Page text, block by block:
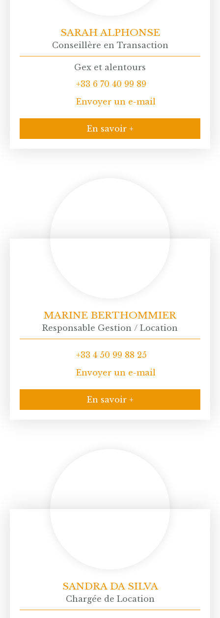
SARAH ALPHONSE
Conseillère en Transaction
Gex et alentours
+33 6 70 40 99 89
Envoyer un e-mail
En savoir +
MARINE BERTHOMMIER
Responsable Gestion / Location
+33 4 50 99 88 25
Envoyer un e-mail
En savoir +
SANDRA DA SILVA
Chargée de Location